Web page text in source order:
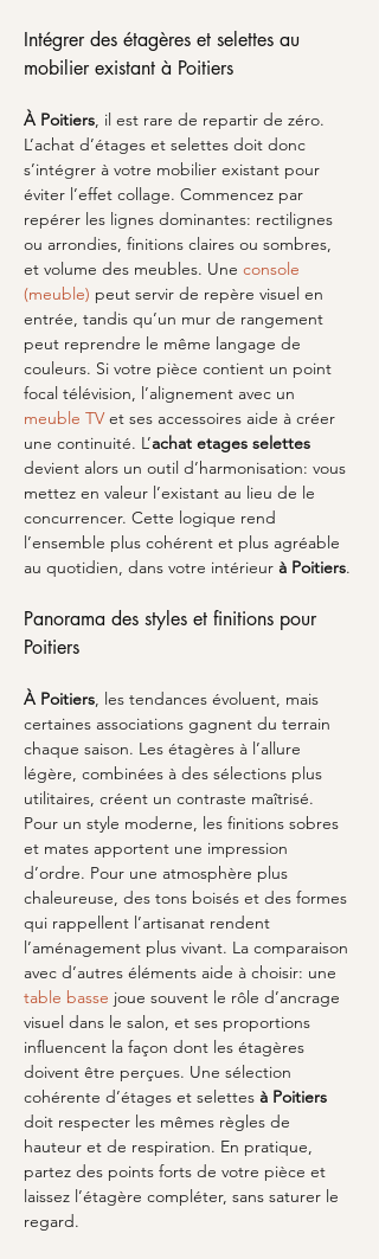
Intégrer des étagères et selettes au
mobilier existant à Poitiers
À Poitiers, il est rare de repartir de zéro.
L’achat d’étages et selettes doit donc
s’intégrer à votre mobilier existant pour
éviter l’effet collage. Commencez par
repérer les lignes dominantes: rectilignes
ou arrondies, finitions claires ou sombres,
et volume des meubles. Une console
(meuble) peut servir de repère visuel en
entrée, tandis qu’un mur de rangement
peut reprendre le même langage de
couleurs. Si votre pièce contient un point
focal télévision, l’alignement avec un
meuble TV et ses accessoires aide à créer
une continuité. L’achat etages selettes
devient alors un outil d’harmonisation: vous
mettez en valeur l’existant au lieu de le
concurrencer. Cette logique rend
l’ensemble plus cohérent et plus agréable
au quotidien, dans votre intérieur à Poitiers.
Panorama des styles et finitions pour
Poitiers
À Poitiers, les tendances évoluent, mais
certaines associations gagnent du terrain
chaque saison. Les étagères à l’allure
légère, combinées à des sélections plus
utilitaires, créent un contraste maîtrisé.
Pour un style moderne, les finitions sobres
et mates apportent une impression
d’ordre. Pour une atmosphère plus
chaleureuse, des tons boisés et des formes
qui rappellent l’artisanat rendent
l’aménagement plus vivant. La comparaison
avec d’autres éléments aide à choisir: une
table basse joue souvent le rôle d’ancrage
visuel dans le salon, et ses proportions
influencent la façon dont les étagères
doivent être perçues. Une sélection
cohérente d’étages et selettes à Poitiers
doit respecter les mêmes règles de
hauteur et de respiration. En pratique,
partez des points forts de votre pièce et
laissez l’étagère compléter, sans saturer le
regard.